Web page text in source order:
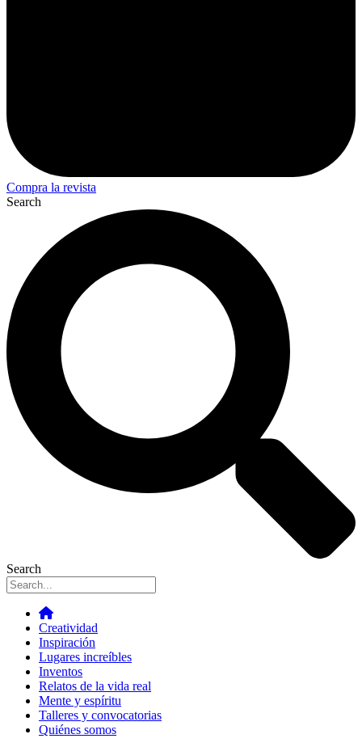
Compra la revista
Search
Search
Creatividad
Inspiración
Lugares increíbles
Inventos
Relatos de la vida real
Mente y espíritu
Talleres y convocatorias
Quiénes somos